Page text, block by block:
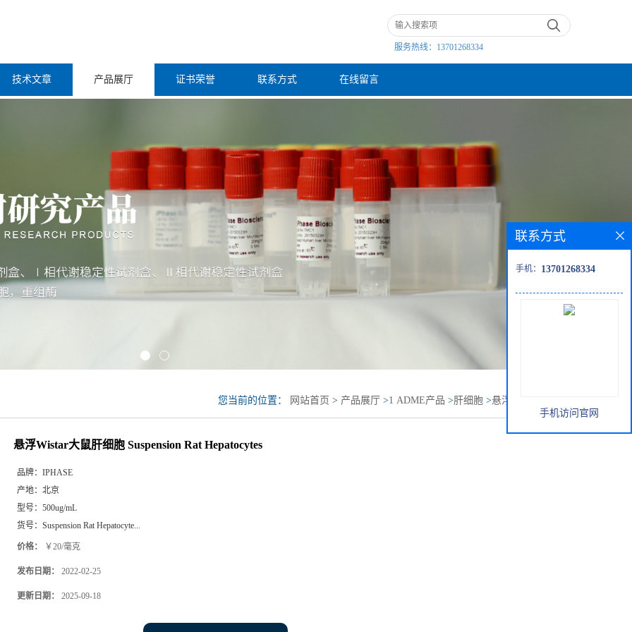
服务热线： 13701268334
技术文章 产品展厅 证书荣誉 联系方式 在线留言
您当前的位置： 网站首页 > 产品展厅 >1 ADME产品 >肝细胞 >悬浮Wistar大鼠肝
悬浮Wistar大鼠肝细胞 Suspension Rat Hepatocytes
品牌： IPHASE
产地： 北京
型号： 500ug/mL
货号： Suspension Rat Hepatocyte...
价格： ￥20/毫克
发布日期： 2022-02-25
更新日期： 2025-09-18
联系方式
手机： 13701268334
手机访问官网